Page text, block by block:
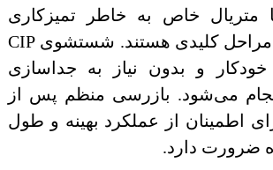
متریال خاص به خاطر تمیزکاری
عمیق‌تر از مراحل کلیدی هستند. شستشوی CIP
و بدون نیاز به جداسازی
می‌شود. بازرسی منظم پس از
اطمینان از عملکرد بهینه و طول
ضرورت دارد.